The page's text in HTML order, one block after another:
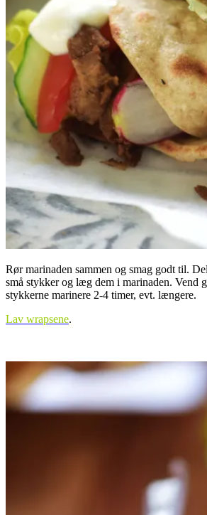
Rør marinaden sammen og smag godt til.
små stykker og læg dem i marinaden. Vend
stykkerne marinere 2-4 timer, evt. længere.
Lav wrapsene.